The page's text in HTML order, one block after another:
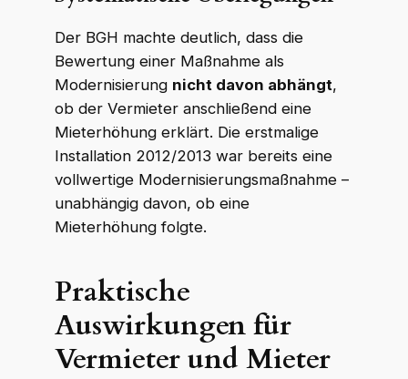
K R WKR Rechtsanwälte
Online · echte Anwälte, kein Callcenter
Der BGH machte deutlich, dass die
Bewertung einer Maßnahme als
Modernisierung nicht davon abhängt,
ob der Vermieter anschließend eine
Mieterhöhung erklärt. Die erstmalige
Installation 2012/2013 war bereits eine
vollwertige Modernisierungsmaßnahme –
unabhängig davon, ob eine
Mieterhöhung folgte.
Praktische
Auswirkungen für
Vermieter und Mieter